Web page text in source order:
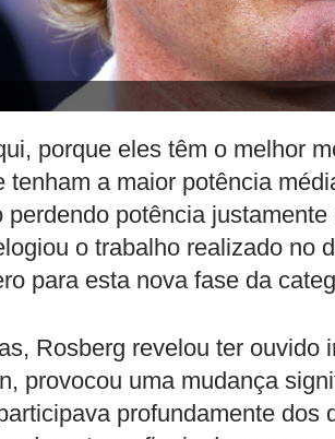
porque eles têm o melhor
tenham a maior potência
potência justamente
o trabalho realizado no
para esta nova fase da
Rosberg revelou ter ouvido
provocou uma mudança
profundamente dos